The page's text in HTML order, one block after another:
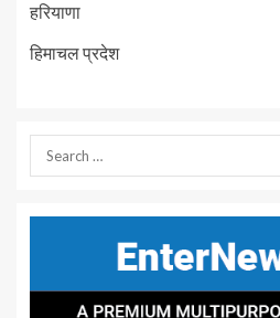
हरियाणा
हिमाचल प्रदेश